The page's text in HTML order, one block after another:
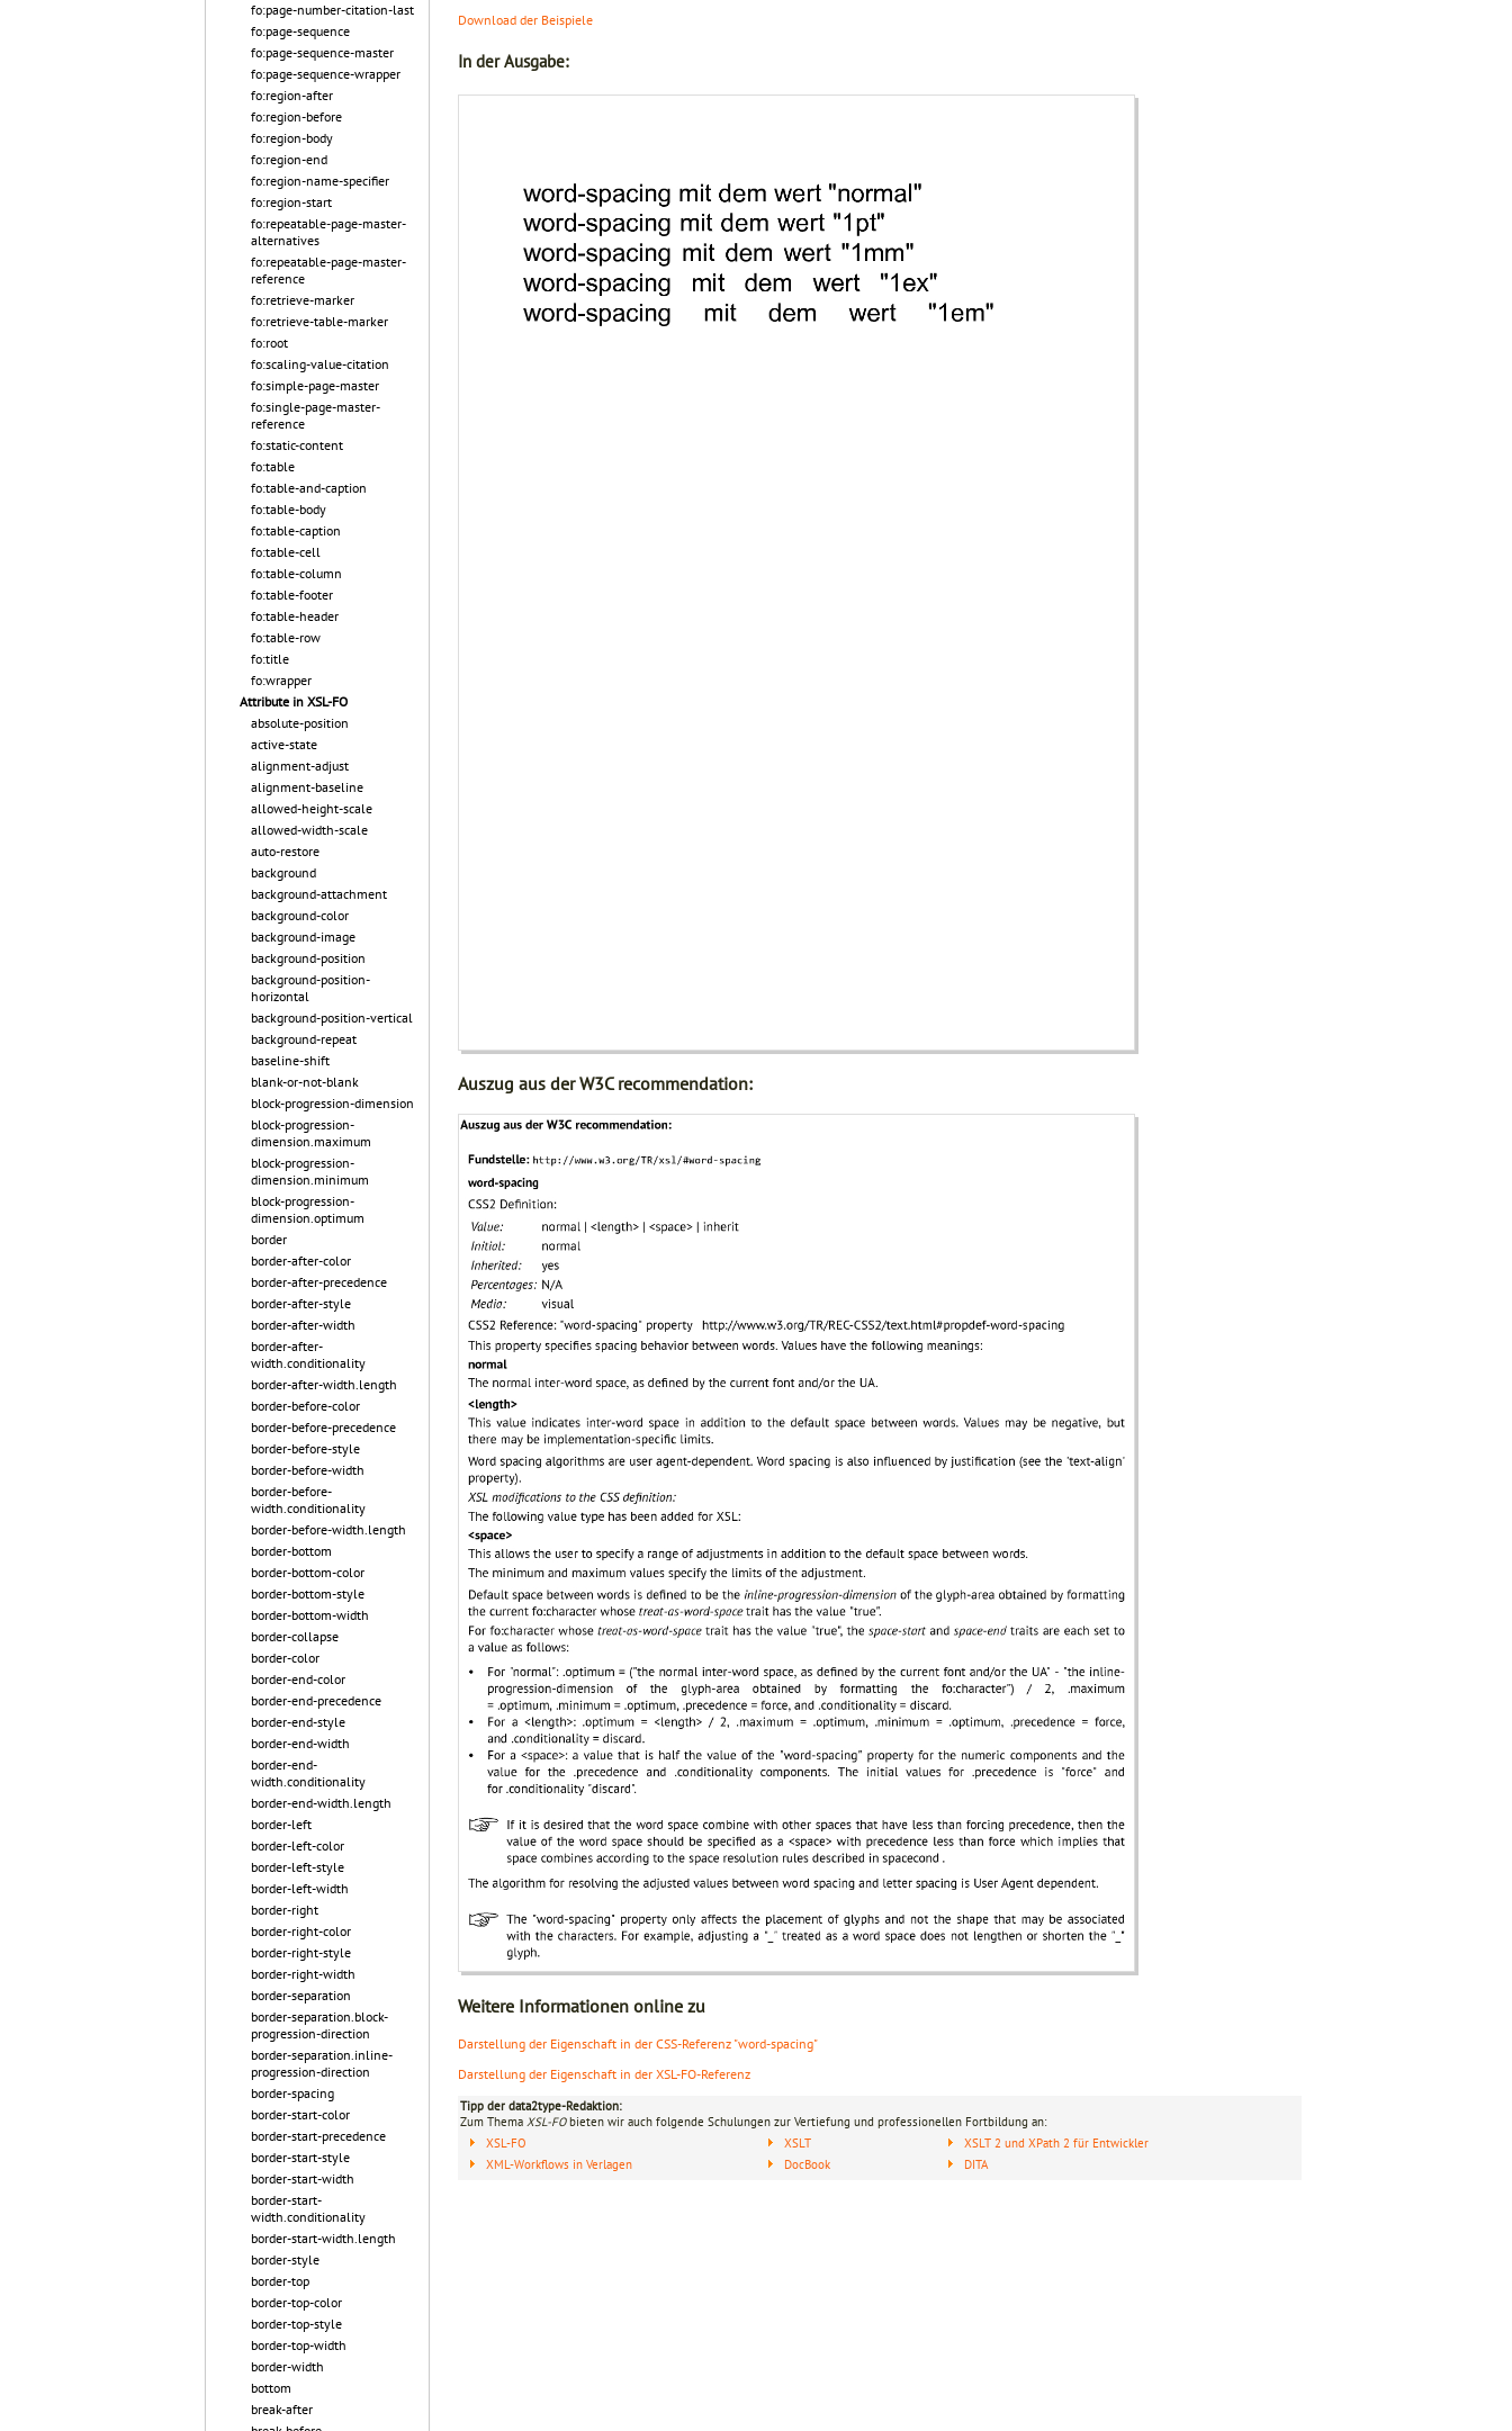
fo:page-number-citation-last
fo:page-sequence
fo:page-sequence-master
fo:page-sequence-wrapper
fo:region-after
fo:region-before
fo:region-body
fo:region-end
fo:region-name-specifier
fo:region-start
fo:repeatable-page-master-
alternatives
fo:repeatable-page-master-
reference
fo:retrieve-marker
fo:retrieve-table-marker
fo:root
fo:scaling-value-citation
fo:simple-page-master
fo:single-page-master-
reference
fo:static-content
fo:table
fo:table-and-caption
fo:table-body
fo:table-caption
fo:table-cell
fo:table-column
fo:table-footer
fo:table-header
fo:table-row
fo:title
fo:wrapper
Attribute in XSL-FO
absolute-position
active-state
alignment-adjust
alignment-baseline
allowed-height-scale
allowed-width-scale
auto-restore
background
background-attachment
background-color
background-image
background-position
background-position-
horizontal
background-position-vertical
background-repeat
baseline-shift
blank-or-not-blank
block-progression-dimension
block-progression-
dimension.maximum
block-progression-
dimension.minimum
block-progression-
dimension.optimum
border
border-after-color
border-after-precedence
border-after-style
border-after-width
border-after-
width.conditionality
border-after-width.length
border-before-color
border-before-precedence
border-before-style
border-before-width
border-before-
width.conditionality
border-before-width.length
border-bottom
border-bottom-color
border-bottom-style
border-bottom-width
border-collapse
border-color
border-end-color
border-end-precedence
border-end-style
border-end-width
border-end-
width.conditionality
border-end-width.length
border-left
border-left-color
border-left-style
border-left-width
border-right
border-right-color
border-right-style
border-right-width
border-separation
border-separation.block-
progression-direction
border-separation.inline-
progression-direction
border-spacing
border-start-color
border-start-precedence
border-start-style
border-start-width
border-start-
width.conditionality
border-start-width.length
border-style
border-top
border-top-color
border-top-style
border-top-width
border-width
bottom
break-after
Download der Beispiele
In der Ausgabe:
Auszug aus der W3C recommendation:
Weitere Informationen online zu
Darstellung der Eigenschaft in der CSS-Referenz "word-spacing"
Darstellung der Eigenschaft in der XSL-FO-Referenz
Tipp der data2type-Redaktion:
Zum Thema XSL-FObieten wir auch folgende Schulungen zur Vertiefung und professionellen Fortbildung an:
XSL-FO
XML-Workflows in Verlagen
XSLT
DocBook
XSLT 2 und XPath 2 für Entwickler
DITA